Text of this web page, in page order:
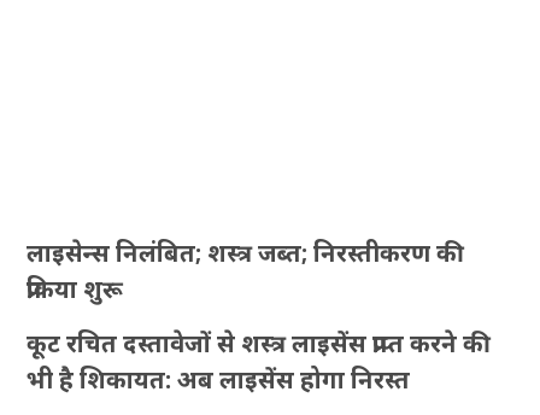
लाइसेन्स निलंबित; शस्त्र जब्त; निरस्तीकरण की
प्रकिया शुरू
कूट रचित दस्तावेजों से शस्त्र लाइसेंस प्राप्त करने की
भी है शिकायत: अब लाइसेंस होगा निरस्त